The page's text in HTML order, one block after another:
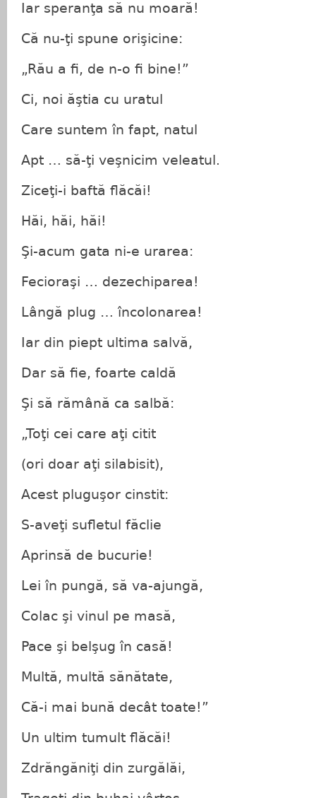
Iar speranţa să nu moară!
Că nu-ţi spune orişicine:
„Rău a fi, de n-o fi bine!”
Ci, noi ăştia cu uratul
Care suntem în fapt, natul
Apt … să-ţi veşnicim veleatul.
Ziceţi-i baftă flăcăi!
Hăi, hăi, hăi!
Şi-acum gata ni-e urarea:
Fecioraşi … dezechiparea!
Lângă plug … încolonarea!
Iar din piept ultima salvă,
Dar să fie, foarte caldă
Şi să rămână ca salbă:
„Toţi cei care aţi citit
(ori doar aţi silabisit),
Acest pluguşor cinstit:
S-aveţi sufletul făclie
Aprinsă de bucurie!
Lei în pungă, să va-ajungă,
Colac şi vinul pe masă,
Pace şi belşug în casă!
Multă, multă sănătate,
Că-i mai bună decât toate!”
Un ultim tumult flăcăi!
Zdrăngăniţi din zurgălăi,